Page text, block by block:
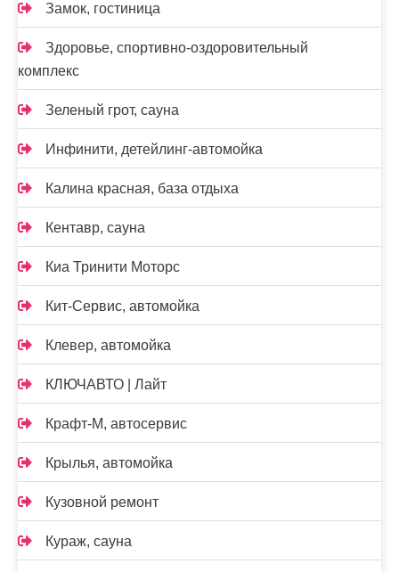
Замок, гостиница
Здоровье, спортивно-оздоровительный
комплекс
Зеленый грот, сауна
Инфинити, детейлинг-автомойка
Калина красная, база отдыха
Кентавр, сауна
Киа Тринити Моторс
Кит-Сервис, автомойка
Клевер, автомойка
КЛЮЧАВТО | Лайт
Крафт-М, автосервис
Крылья, автомойка
Кузовной ремонт
Кураж, сауна